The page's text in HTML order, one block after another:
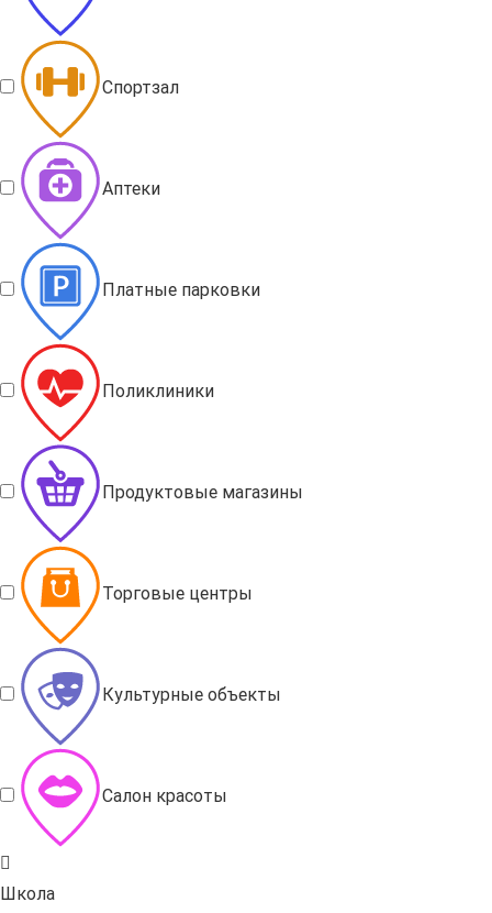
Спортзал
Аптеки
Платные парковки
Поликлиники
Продуктовые магазины
Торговые центры
Культурные объекты
Салон красоты
Школа